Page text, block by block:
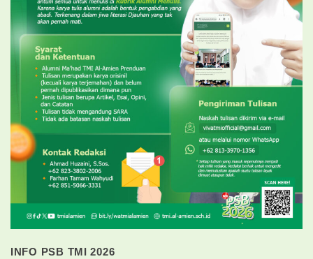
INFO PSB TMI 2026